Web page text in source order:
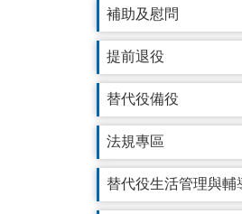
補助及慰問
提前退役
替代役備役
法規專區
替代役生活管理與輔